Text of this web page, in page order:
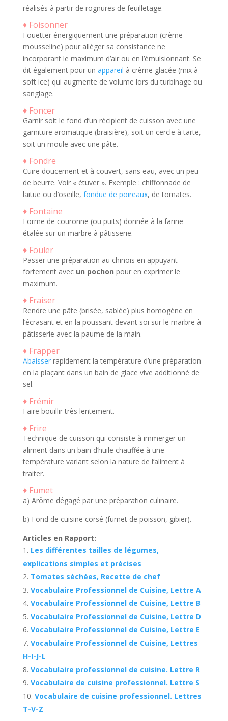
réalisés à partir de rognures de feuilletage.
♦ Foisonner
Fouetter énergiquement une préparation (crème
mousseline) pour alléger sa consistance ne
incorporant le maximum d’air ou en l’émulsionnant. Se
dit également pour un appareil à crème glacée (mix à
soft ice) qui augmente de volume lors du turbinage ou
sanglage.
♦ Foncer
Garnir soit le fond d’un récipient de cuisson avec une
garniture aromatique (braisière), soit un cercle à tarte,
soit un moule avec une pâte.
♦ Fondre
Cuire doucement et à couvert, sans eau, avec un peu
de beurre. Voir « étuver ». Exemple : chiffonnade de
laitue ou d’oseille, fondue de poireaux, de tomates.
♦ Fontaine
Forme de couronne (ou puits) donnée à la farine
étalée sur un marbre à pâtisserie.
♦ Fouler
Passer une préparation au chinois en appuyant
fortement avec un pochon pour en exprimer le
maximum.
♦ Fraiser
Rendre une pâte (brisée, sablée) plus homogène en
l’écrasant et en la poussant devant soi sur le marbre à
pâtisserie avec la paume de la main.
♦ Frapper
Abaisserrapidement la température d’une préparation
en la plaçant dans un bain de glace vive additionné de
sel.
♦ Frémir
Faire bouillir très lentement.
♦ Frire
Technique de cuisson qui consiste à immerger un
aliment dans un bain d’huile chauffée à une
température variant selon la nature de l’aliment à
traiter.
♦ Fumet
a) Arôme dégagé par une préparation culinaire.
b) Fond de cuisine corsé (fumet de poisson, gibier).
Articles en Rapport:
Les différentes tailles de légumes,
explications simples et précises
Tomates séchées, Recette de chef
Vocabulaire Professionnel de Cuisine, Lettre A
Vocabulaire Professionnel de Cuisine, Lettre B
Vocabulaire Professionnel de Cuisine, Lettre D
Vocabulaire Professionnel de Cuisine, Lettre E
Vocabulaire Professionnel de Cuisine, Lettres
H-I-J-L
Vocabulaire professionnel de cuisine. Lettre R
Vocabulaire de cuisine professionnel. Lettre S
Vocabulaire de cuisine professionnel. Lettres
T-V-Z